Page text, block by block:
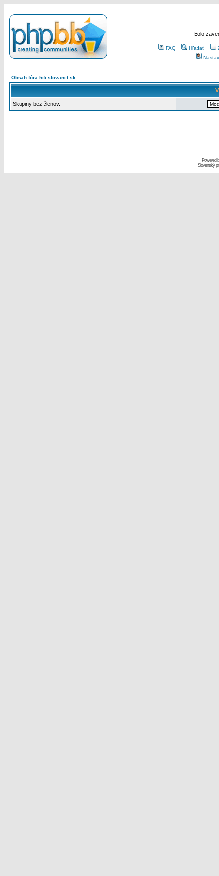
Bolo
FAQ Hľadať
Obsah fóra hifi.slovanet.sk
Skupiny bez členov.
Powered
Slovenský